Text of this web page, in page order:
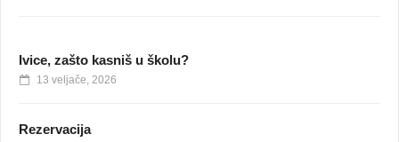
Ivice, zašto kasniš u školu?
13 veljače, 2026
Rezervacija